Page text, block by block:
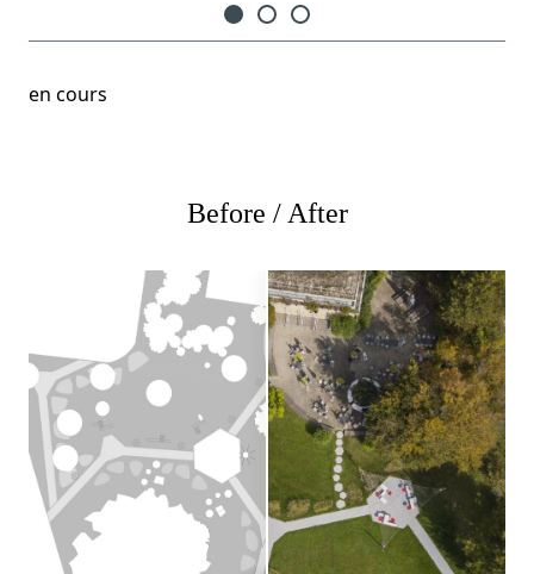
en cours
Before / After